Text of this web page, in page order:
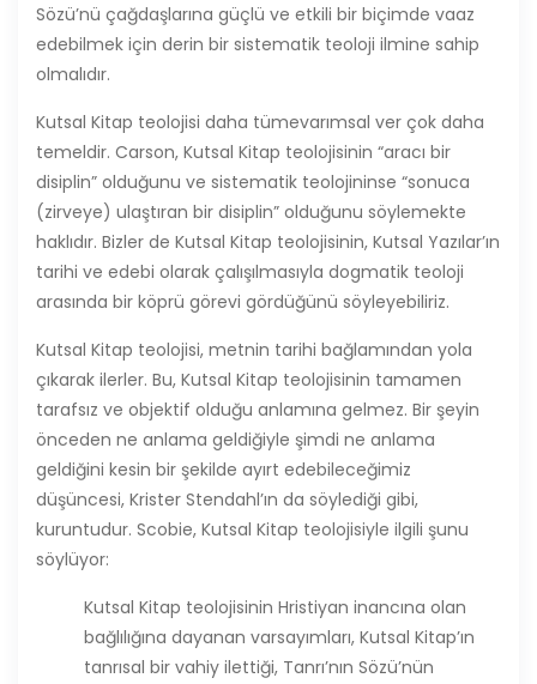
Sözü’nü çağdaşlarına güçlü ve etkili bir biçimde vaaz
edebilmek için derin bir sistematik teoloji ilmine sahip
olmalıdır.
Kutsal Kitap teolojisi daha tümevarımsal ver çok daha
temeldir. Carson, Kutsal Kitap teolojisinin “aracı bir
disiplin” olduğunu ve sistematik teolojininse “sonuca
(zirveye) ulaştıran bir disiplin” olduğunu söylemekte
haklıdır. Bizler de Kutsal Kitap teolojisinin, Kutsal Yazılar’ın
tarihi ve edebi olarak çalışılmasıyla dogmatik teoloji
arasında bir köprü görevi gördüğünü söyleyebiliriz.
Kutsal Kitap teolojisi, metnin tarihi bağlamından yola
çıkarak ilerler. Bu, Kutsal Kitap teolojisinin tamamen
tarafsız ve objektif olduğu anlamına gelmez. Bir şeyin
önceden ne anlama geldiğiyle şimdi ne anlama
geldiğini kesin bir şekilde ayırt edebileceğimiz
düşüncesi, Krister Stendahl’ın da söylediği gibi,
kuruntudur. Scobie, Kutsal Kitap teolojisiyle ilgili şunu
söylüyor:
Kutsal Kitap teolojisinin Hristiyan inancına olan
bağlılığına dayanan varsayımları, Kutsal Kitap’ın
tanrısal bir vahiy ilettiği, Tanrı’nın Sözü’nün